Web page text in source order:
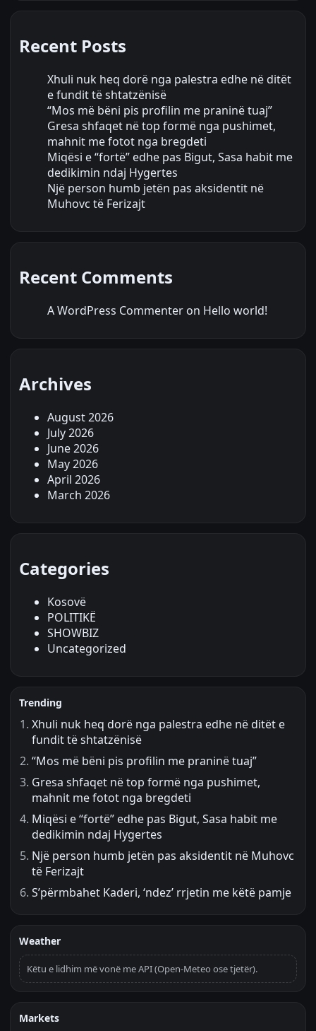
Recent Posts
Xhuli nuk heq dorë nga palestra edhe në ditët
e fundit të shtatzënisë
“Mos më bëni pis profilin me praninë tuaj”
Gresa shfaqet në top formë nga pushimet,
mahnit me fotot nga bregdeti
Miqësi e “fortë” edhe pas Bigut, Sasa habit me
dedikimin ndaj Hygertes
Një person humb jetën pas aksidentit në
Muhovc të Ferizajt
Recent Comments
A WordPress Commenter on Hello world!
Archives
August 2026
July 2026
June 2026
May 2026
April 2026
March 2026
Categories
Kosovë
POLITIKË
SHOWBIZ
Uncategorized
Trending
Xhuli nuk heq dorë nga palestra edhe në ditët e
fundit të shtatzënisë
“Mos më bëni pis profilin me praninë tuaj”
Gresa shfaqet në top formë nga pushimet,
mahnit me fotot nga bregdeti
Miqësi e “fortë” edhe pas Bigut, Sasa habit me
dedikimin ndaj Hygertes
Një person humb jetën pas aksidentit në Muhovc
të Ferizajt
S’përmbahet Kaderi, ‘ndez’ rrjetin me këtë pamje
Weather
Këtu e lidhim më vonë me API (Open-Meteo ose tjetër).
Markets